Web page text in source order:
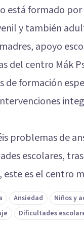
está formado
y también
apoyo
del centro Mák
de formación
problemas de
escolares,
es el centro
Ansiedad Niños y
Dificultades